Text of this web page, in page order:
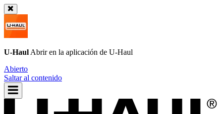
U-Haul Abrir en la aplicación de U-Haul
Abierto
Saltar al contenido